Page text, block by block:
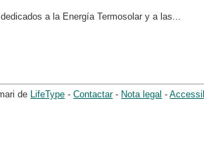
a la Energía Termosolar y a las...
de LifeType -Contactar- Nota legal -